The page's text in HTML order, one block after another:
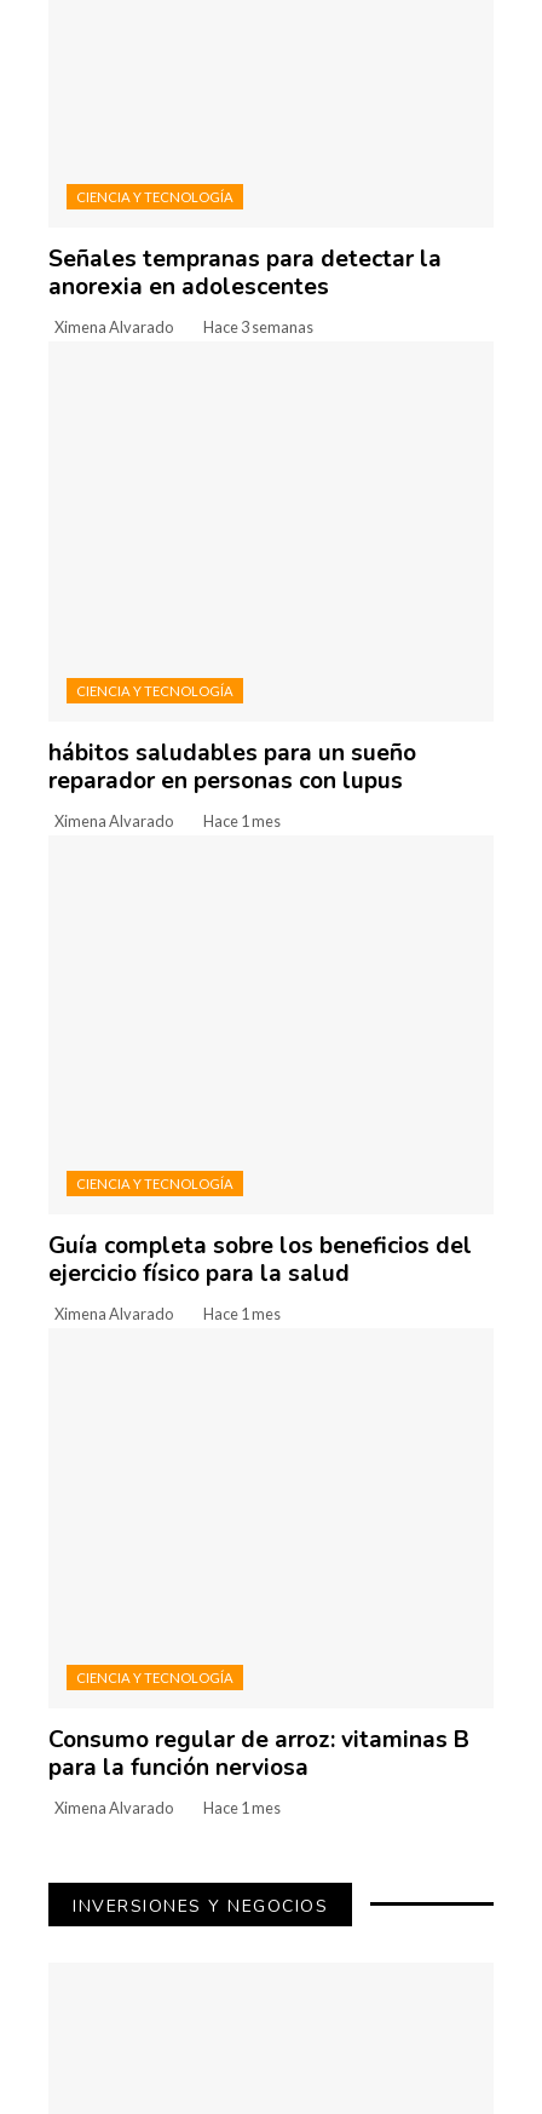
CIENCIA Y TECNOLOGÍA
Señales tempranas para detectar la
anorexia en adolescentes
Ximena Alvarado Hace 3 semanas
CIENCIA Y TECNOLOGÍA
hábitos saludables para un sueño
reparador en personas con lupus
Ximena Alvarado Hace 1 mes
CIENCIA Y TECNOLOGÍA
Guía completa sobre los beneficios del
ejercicio físico para la salud
Ximena Alvarado Hace 1 mes
CIENCIA Y TECNOLOGÍA
Consumo regular de arroz: vitaminas B
para la función nerviosa
Ximena Alvarado Hace 1 mes
INVERSIONES Y NEGOCIOS